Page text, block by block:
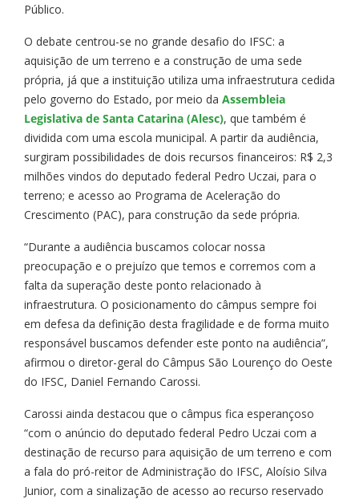
Público.
O debate centrou-se no grande desafio do IFSC: a
aquisição de um terreno e a construção de uma sede
própria, já que a instituição utiliza uma infraestrutura cedida
pelo governo do Estado, por meio da Assembleia
Legislativa de Santa Catarina (Alesc), que também é
dividida com uma escola municipal. A partir da audiência,
surgiram possibilidades de dois recursos financeiros: R$ 2,3
milhões vindos do deputado federal Pedro Uczai, para o
terreno; e acesso ao Programa de Aceleração do
Crescimento (PAC), para construção da sede própria.
“Durante a audiência buscamos colocar nossa
preocupação e o prejuízo que temos e corremos com a
falta da superação deste ponto relacionado à
infraestrutura. O posicionamento do câmpus sempre foi
em defesa da definição desta fragilidade e de forma muito
responsável buscamos defender este ponto na audiência”,
afirmou o diretor-geral do Câmpus São Lourenço do Oeste
do IFSC, Daniel Fernando Carossi.
Carossi ainda destacou que o câmpus fica esperançoso
“com o anúncio do deputado federal Pedro Uczai com a
destinação de recurso para aquisição de um terreno e com
a fala do pró-reitor de Administração do IFSC, Aloísio Silva
Junior, com a sinalização de acesso ao recurso reservado